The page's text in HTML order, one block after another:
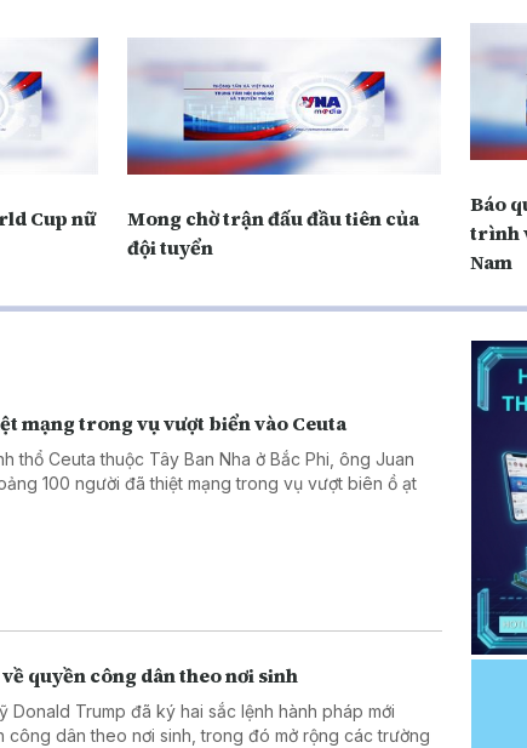
Cup nữ
Mong chờ trận đấu đầu tiên của
đội tuyển
Báo
trình
Nam
mạng trong vụ vượt biển vào Ceuta
thổ Ceuta thuộc Tây Ban Nha ở Bắc Phi, ông Juan
100 người đã thiệt mạng trong vụ vượt biên ồ ạt
quyền công dân theo nơi sinh
Donald Trump đã ký hai sắc lệnh hành pháp mới
công dân theo nơi sinh, trong đó mở rộng các trường